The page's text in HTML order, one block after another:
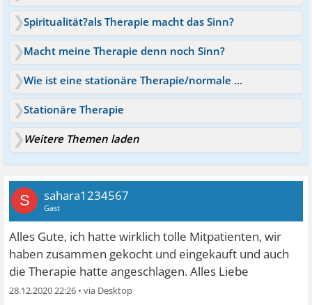
Spiritualität?als Therapie macht das Sinn?
Macht meine Therapie denn noch Sinn?
Wie ist eine stationäre Therapie/normale Therapie?
Stationäre Therapie
Weitere Themen laden
S sahara1234567
Gast
Alles Gute, ich hatte wirklich tolle Mitpatienten, wir
haben zusammen gekocht und eingekauft und auch
die Therapie hatte angeschlagen. Alles Liebe
28.12.2020 22:26 •